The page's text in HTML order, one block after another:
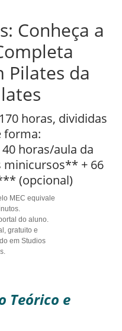
Conheça a
Pilates da
horas, divididas
forma:
horas/aula da
minicursos** + 66
(opcional)
MEC equivale
do aluno.
gratuito e
em Studios
Teórico e